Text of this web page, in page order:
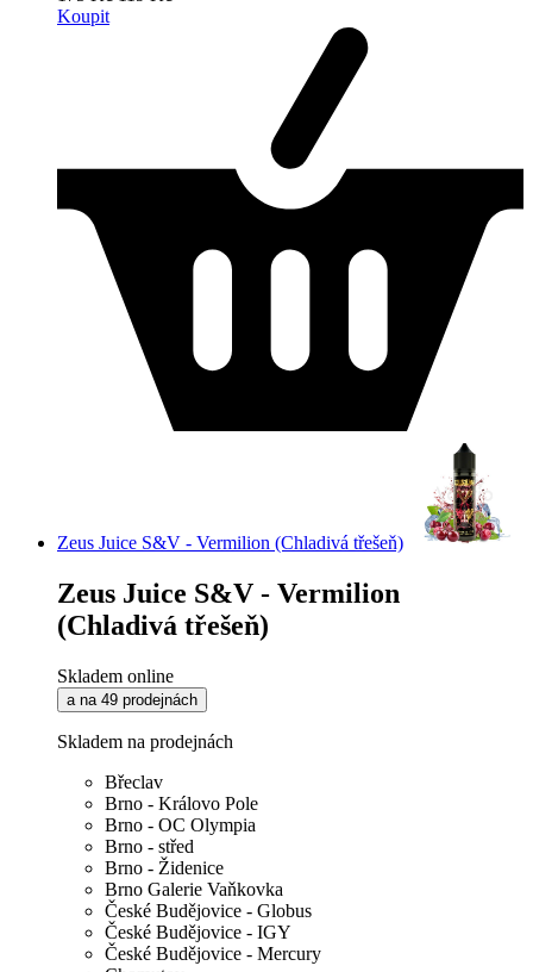
Koupit
Zeus Juice S&V - Vermilion (Chladivá třešeň)
Zeus Juice S&V - Vermilion
(Chladivá třešeň)
Skladem online
a na 49 prodejnách
Skladem na prodejnách
Břeclav
Brno - Královo Pole
Brno - OC Olympia
Brno - střed
Brno - Židenice
Brno Galerie Vaňkovka
České Budějovice - Globus
České Budějovice - IGY
České Budějovice - Mercury